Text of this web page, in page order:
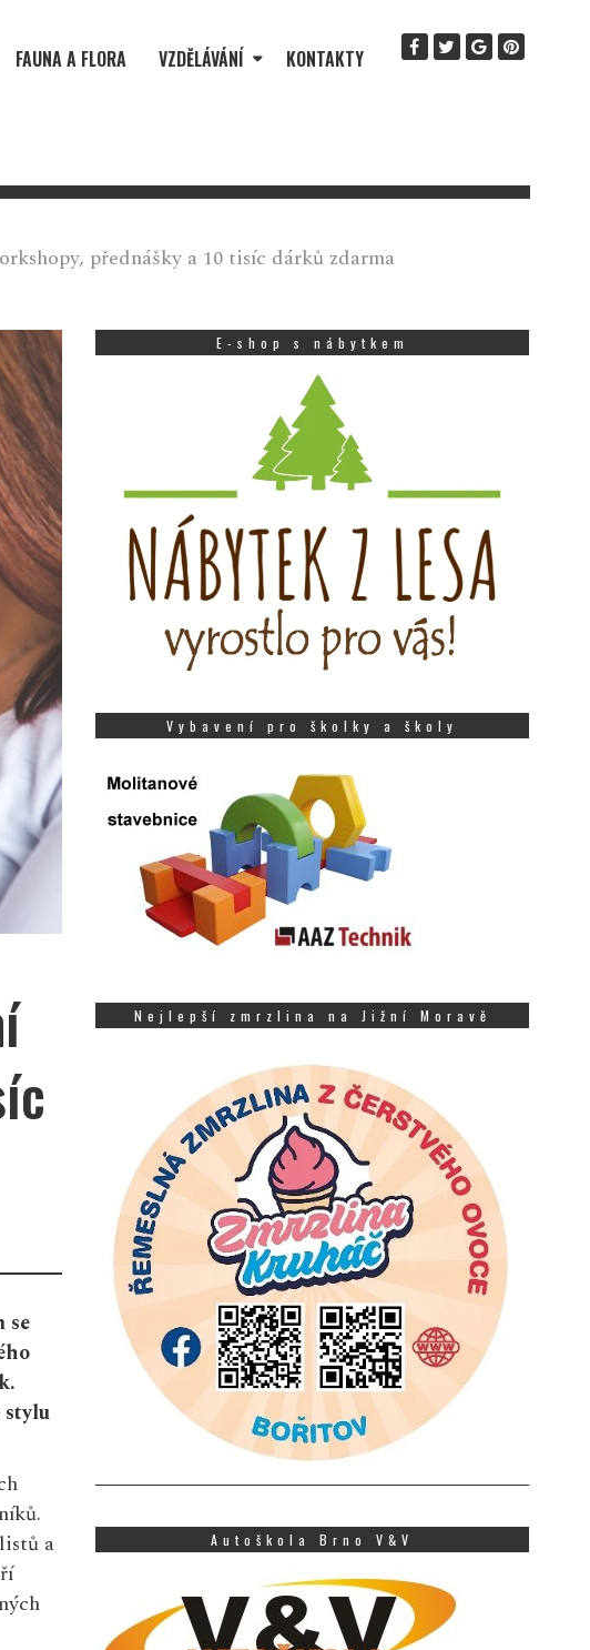
FAUNA A FLORA VZDĚLÁVÁNÍ KONTAKTY
přednášky a 10 tisíc dárků zdarma
se
a
E-shop s nábytkem
Vybavení pro školky a školy
Nejlepší zmrzlina na Jižní Moravě
Autoškola Brno V&V